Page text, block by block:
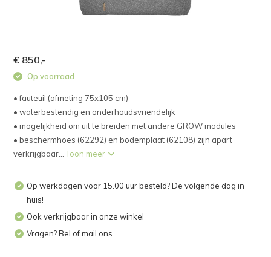
€ 850,-
Op voorraad
• fauteuil (afmeting 75x105 cm)
• waterbestendig en onderhoudsvriendelijk
• mogelijkheid om uit te breiden met andere GROW modules
• beschermhoes (62292) en bodemplaat (62108) zijn apart
verkrijgbaar...Toon meer
Op werkdagen voor 15.00 uur besteld? De volgende dag in
huis!
Ook verkrijgbaar in onze winkel
Vragen? Bel of mail ons